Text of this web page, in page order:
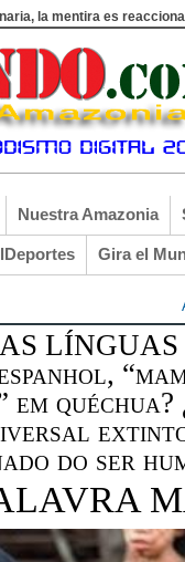
la mentira es
EL TURI TORRICO
Nuestra Amazonia
Gira el
LÍNGUAS |
em
do ser